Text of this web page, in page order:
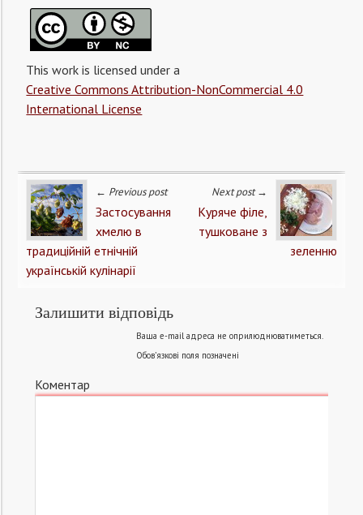
This work is licensed under a
Creative Commons Attribution-NonCommercial 4.0
International License
← Previous post
Застосування
хмелю в
традиційній етнічній
українській кулінарії
Next post →
Куряче філе,
тушковане з
зеленню
Залишити відповідь
Ваша e-mail адреса не оприлюднюватиметься.
Обов’язкові поля позначені
Коментар